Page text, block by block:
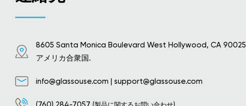
8605 Santa Monica Boulevard West Hollywood, CA 90025
アメリカ合衆国.
info@glassouse.com | support@glassouse.com